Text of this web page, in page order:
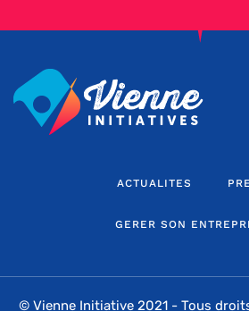
ACTUALITES
GERER SON
© Vienne Initiative 2021 - Tous